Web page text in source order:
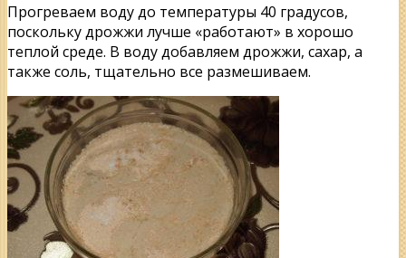
Прогреваем воду до температуры 40 градусов,
поскольку дрожжи лучше «работают» в хорошо
теплой среде. В воду добавляем дрожжи, сахар, а
также соль, тщательно все размешиваем.